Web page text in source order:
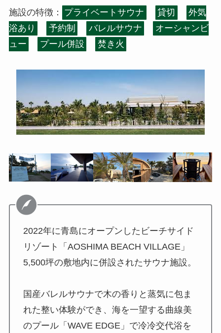
施設の特徴： プライベートサウナ 貸切
外気
浴あり
予約制 バレルサウナ
オーシャンビ
ュー
プール併設 焚き火
2022年に青島にオープンしたビーチサイド
リゾート「AOSHIMA BEACH VILLAGE」
5,500坪の敷地内に併設されたサウナ施設。
国産バレルサウナで木の香りと蒸気に包ま
れた整い体験ができ、海を一望する曲線美
のプール「WAVE EDGE」で冷冷交代浴を